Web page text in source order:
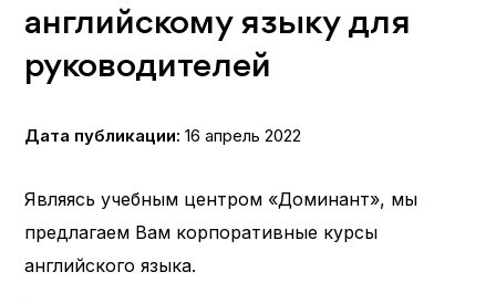
английскому языку для
руководителей
Дата публикации:16 апрель 2022
Являясь учебным центром «Доминант», мы
предлагаем Вам корпоративные курсы
английского языка.